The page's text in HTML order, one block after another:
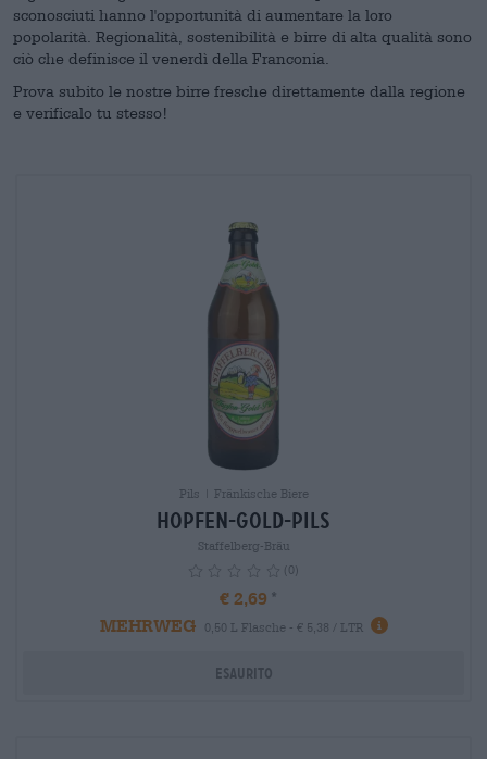
sconosciuti hanno l'opportunità di aumentare la loro
popolarità. Regionalità, sostenibilità e birre di alta qualità sono
ciò che definisce il venerdì della Franconia.
Prova subito le nostre birre fresche direttamente dalla regione
e verificalo tu stesso!
Pils | Fränkische Biere
Hopfen-Gold-Pils
Staffelberg-Bräu
(0)
€ 2,69
MEHRWEG
0,50 L Flasche - € 5,38 / LTR info
Esaurito